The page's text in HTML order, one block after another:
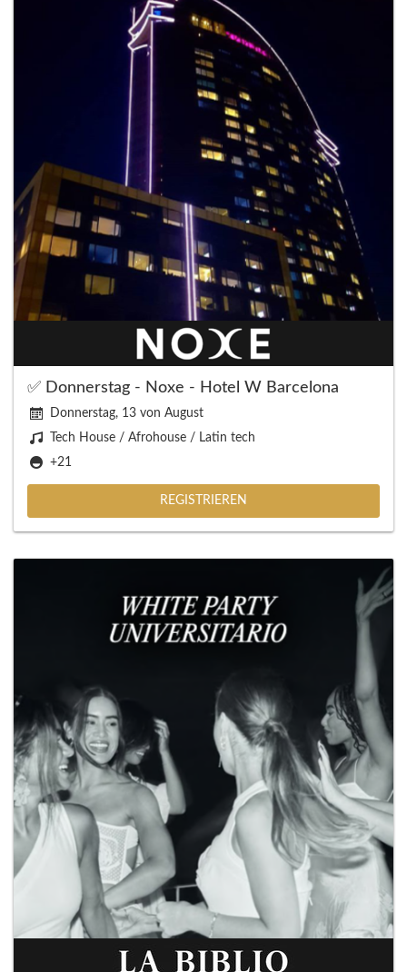
✅ Donnerstag - Noxe - Hotel W Barcelona
Donnerstag, 13 von August
Tech House / Afrohouse / Latin tech
+21
REGISTRIEREN